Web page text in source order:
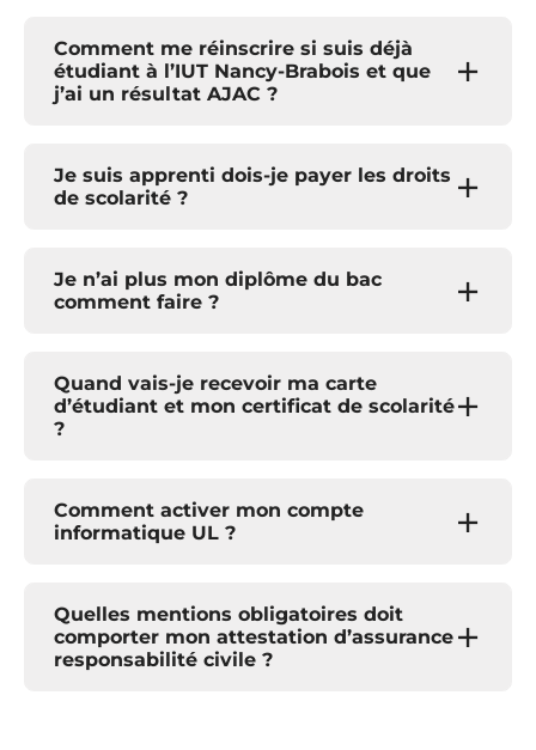
Comment me réinscrire si suis déjà
étudiant à l’IUT Nancy-Brabois et que
j’ai un résultat AJAC ?
Je suis apprenti dois-je payer les droits
de scolarité ?
Je n’ai plus mon diplôme du bac
comment faire ?
Quand vais-je recevoir ma carte
d’étudiant et mon certificat de scolarité
?
Comment activer mon compte
informatique UL ?
Quelles mentions obligatoires doit
comporter mon attestation d’assurance
responsabilité civile ?